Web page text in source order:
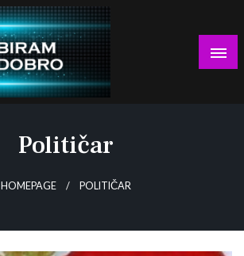
Političar
HOMEPAGE POLITIČAR